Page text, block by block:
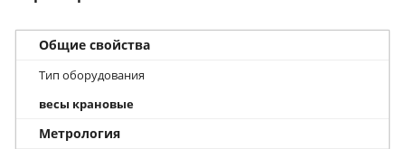
Общие свойства
Тип оборудования
весы крановые
Метрология